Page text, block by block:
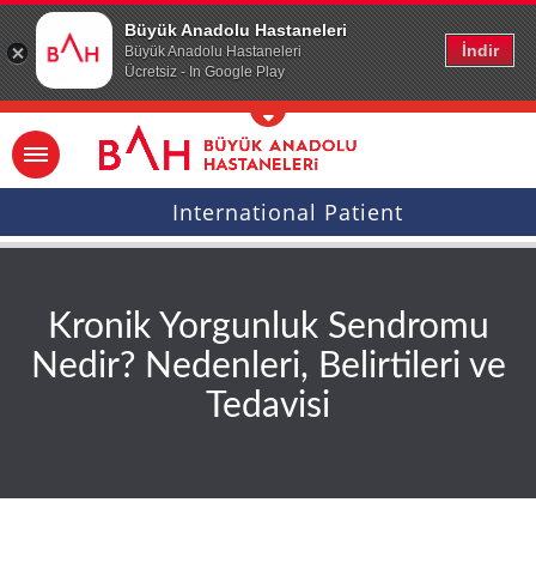
Büyük Anadolu Hastaneleri
Büyük Anadolu Hastaneleri
Ücretsiz - In Google Play
İndir
Ana icerige atla
International Patient
Kronik Yorgunluk Sendromu
Nedir? Nedenleri, Belirtileri ve
Tedavisi